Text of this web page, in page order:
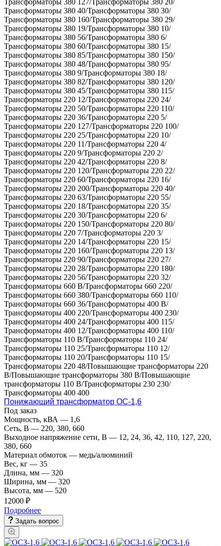
Трансформаторы 380 40/Трансформаторы 380 30/
Трансформаторы 380 160/Трансформаторы 380 29/
Трансформаторы 380 19/Трансформаторы 380 10/
Трансформаторы 380 56/Трансформаторы 380 6/
Трансформаторы 380 60/Трансформаторы 380 15/
Трансформаторы 380 85/Трансформаторы 380 150/
Трансформаторы 380 48/Трансформаторы 380 95/
Трансформаторы 380 9/Трансформаторы 380 18/
Трансформаторы 380 82/Трансформаторы 380 120/
Трансформаторы 380 45/Трансформаторы 380 115/
Трансформаторы 220 12/Трансформаторы 220 24/
Трансформаторы 220 50/Трансформаторы 220 110/
Трансформаторы 220 36/Трансформаторы 220 5/
Трансформаторы 220 127/Трансформаторы 220 100/
Трансформаторы 220 25/Трансформаторы 220 10/
Трансформаторы 220 11/Трансформаторы 220 4/
Трансформаторы 220 9/Трансформаторы 220 2/
Трансформаторы 220 42/Трансформаторы 220 8/
Трансформаторы 220 120/Трансформаторы 220 22/
Трансформаторы 220 60/Трансформаторы 220 16/
Трансформаторы 220 200/Трансформаторы 220 40/
Трансформаторы 220 63/Трансформаторы 220 55/
Трансформаторы 220 18/Трансформаторы 220 35/
Трансформаторы 220 30/Трансформаторы 220 6/
Трансформаторы 220 150/Трансформаторы 220 80/
Трансформаторы 220 7/Трансформаторы 220 3/
Трансформаторы 220 14/Трансформаторы 220 15/
Трансформаторы 220 160/Трансформаторы 220 13/
Трансформаторы 220 90/Трансформаторы 220 27/
Трансформаторы 220 28/Трансформаторы 220 180/
Трансформаторы 220 56/Трансформаторы 220 32/
Трансформаторы 660 В/Трансформаторы 660 220/
Трансформаторы 660 380/Трансформаторы 660 110/
Трансформаторы 660 36/Трансформаторы 400 В/
Трансформаторы 400 220/Трансформаторы 400 230/
Трансформаторы 400 24/Трансформаторы 400 115/
Трансформаторы 400 12/Трансформаторы 400 110/
Трансформаторы 110 В/Трансформаторы 110 24/
Трансформаторы 110 25/Трансформаторы 110 12/
Трансформаторы 110 20/Трансформаторы 110 15/
Трансформаторы 220 48/Повышающие трансформаторы 220
В/Повышающие трансформаторы 380 В/Повышающие
трансформаторы 110 В/Трансформаторы 230 230/
Трансформаторы 400 400
Понижающий трансформатор ОС-1,6
Под заказ
Мощность, кВА — 1,6
Сеть, В — 220, 380, 660
Выходное напряжение сети, В — 12, 24, 36, 42, 110, 127, 220,
380, 660
Материал обмоток — медь/алюминий
Вес, кг — 35
Длина, мм — 320
Ширина, мм — 320
Высота, мм — 520
12000 ₽
Подробнее
Задать вопрос